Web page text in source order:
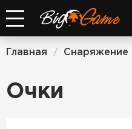
Главная / Снаряжение
Очки